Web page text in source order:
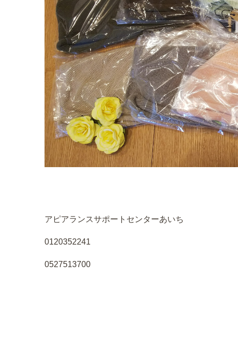
アピアランスサポートセンターあいち
0120352241
0527513700